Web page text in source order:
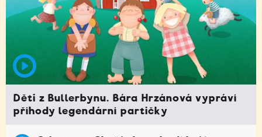
Děti z Bullerbynu. Bára Hrzánová vypráví
příhody legendární partičky